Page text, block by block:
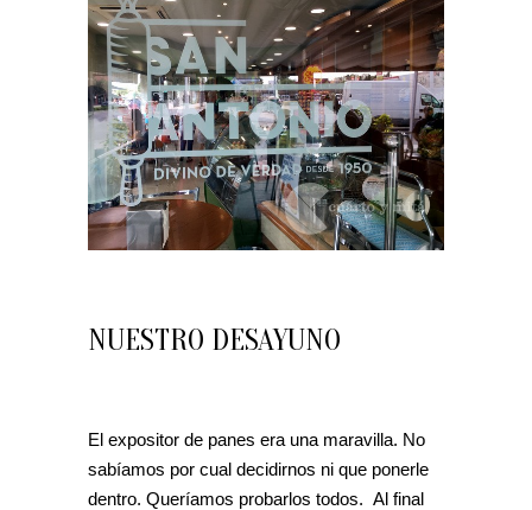
NUESTRO DESAYUNO
El expositor de panes era una maravilla. No
sabíamos por cual decidirnos ni que ponerle
dentro. Queríamos probarlos todos. Al final